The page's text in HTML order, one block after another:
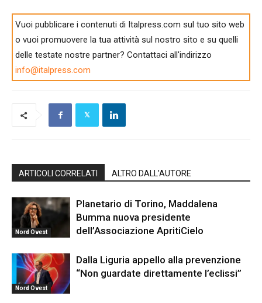
Vuoi pubblicare i contenuti di Italpress.com sul tuo sito web
o vuoi promuovere la tua attività sul nostro sito e su quelli
delle testate nostre partner? Contattaci all'indirizzo
info@italpress.com
ARTICOLI CORRELATI ALTRO DALL'AUTORE
Nord Ovest
Planetario di Torino, Maddalena
Bumma nuova presidente
dell’Associazione ApritiCielo
Nord Ovest
Dalla Liguria appello alla prevenzione
“Non guardate direttamente l’eclissi”